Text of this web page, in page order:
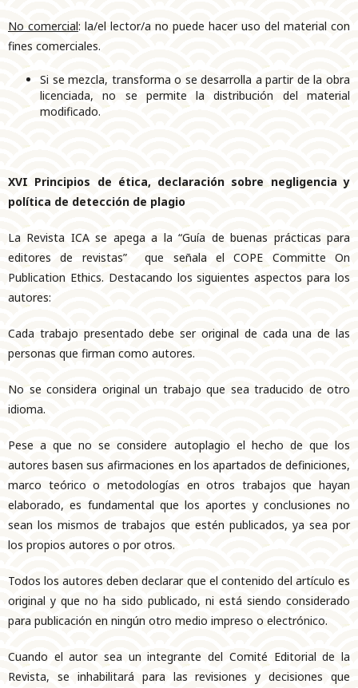
No comercial: la/el lector/a no puede hacer uso del material con
fines comerciales.
Si se mezcla, transforma o se desarrolla a partir de la obra
licenciada, no se permite la distribución del material
modificado.
XVI Principios de ética, declaración sobre negligencia y
política de detección de plagio
La Revista ICA se apega a la “Guía de buenas prácticas para
editores de revistas” que señala el COPE Committe On
Publication Ethics. Destacando los siguientes aspectos para los
autores:
Cada trabajo presentado debe ser original de cada una de las
personas que firman como autores.
No se considera original un trabajo que sea traducido de otro
idioma.
Pese a que no se considere autoplagio el hecho de que los
autores basen sus afirmaciones en los apartados de definiciones,
marco teórico o metodologías en otros trabajos que hayan
elaborado, es fundamental que los aportes y conclusiones no
sean los mismos de trabajos que estén publicados, ya sea por
los propios autores o por otros.
Todos los autores deben declarar que el contenido del artículo es
original y que no ha sido publicado, ni está siendo considerado
para publicación en ningún otro medio impreso o electrónico.
Cuando el autor sea un integrante del Comité Editorial de la
Revista, se inhabilitará para las revisiones y decisiones que